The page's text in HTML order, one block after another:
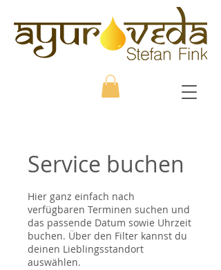
Service buchen
Hier ganz einfach nach
verfügbaren Terminen suchen und
das passende Datum sowie Uhrzeit
buchen. Über den Filter kannst du
deinen Lieblingsstandort
auswählen.